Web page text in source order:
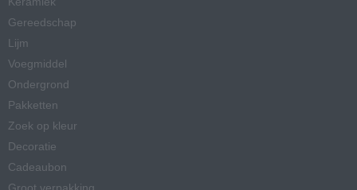
Gereedschap
Lijm
Voegmiddel
Ondergrond
Pakketten
Zoek op kleur
Decoratie
Cadeaubon
Groot verpakking